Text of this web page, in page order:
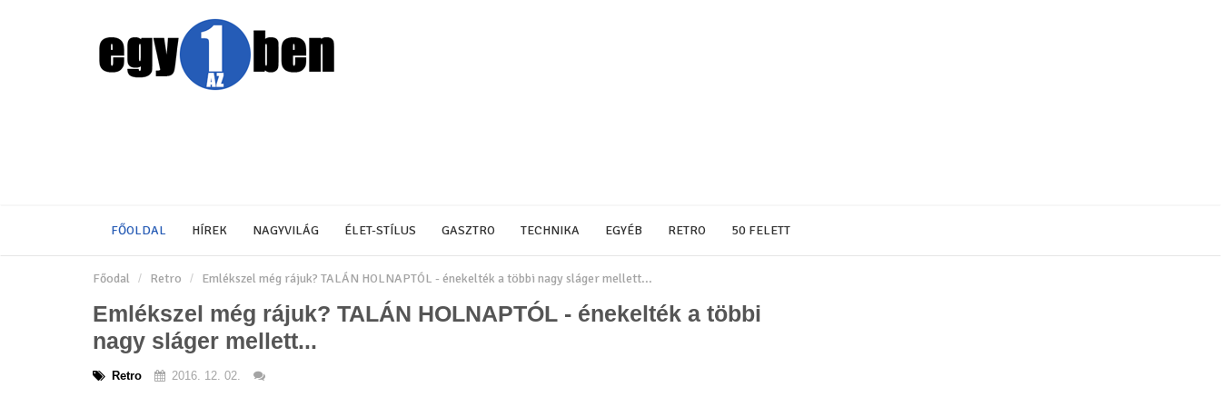
FŐOLDAL HÍREK NAGYVILÁG ÉLET-STÍLUS GASZTRO TECHNIKA EGYÉB RETRO 50 FELETT
Főodal Retro Emlékszel még rájuk? TALÁN HOLNAPTÓL - énekelték a többi nagy sláger mellett...
Emlékszel még rájuk? TALÁN HOLNAPTÓL - énekelték a többi
nagy sláger mellett...
Retro 2016. 12. 02.